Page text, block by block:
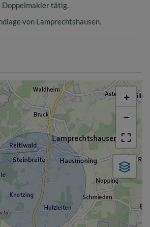
tätig.
von Lamprechtshausen.
+
−